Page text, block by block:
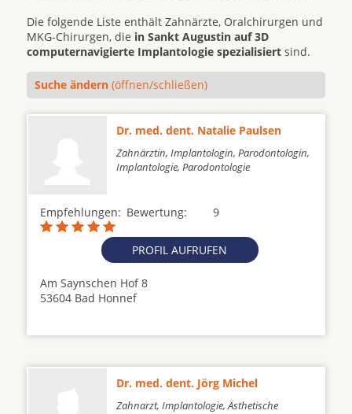
Die folgende Liste enthält Zahnärzte, Oralchirurgen und
MKG-Chirurgen, die in Sankt Augustin auf 3D
computernavigierte Implantologie spezialisiert sind.
Suche ändern (öffnen/schließen)
Dr. med. dent. Natalie Paulsen
Zahnärztin, Implantologin, Parodontologin,
Implantologie, Parodontologie
Empfehlungen: 9
Bewertung:
PROFIL AUFRUFEN
Am Saynschen Hof 8
53604 Bad Honnef
Dr. med. dent. Jörg Michel
Zahnarzt, Implantologie, Ästhetische